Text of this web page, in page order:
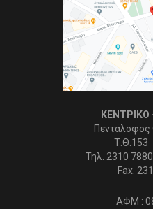
Πεντάλοφος
Τ.Θ.153
Τηλ. 2310
Fax.
ΑΦΜ :